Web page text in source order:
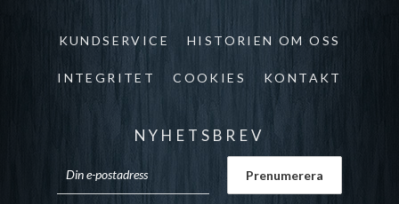
KUNDSERVICE HISTORIEN OM OSS
INTEGRITET COOKIES KONTAKT
NYHETSBREV